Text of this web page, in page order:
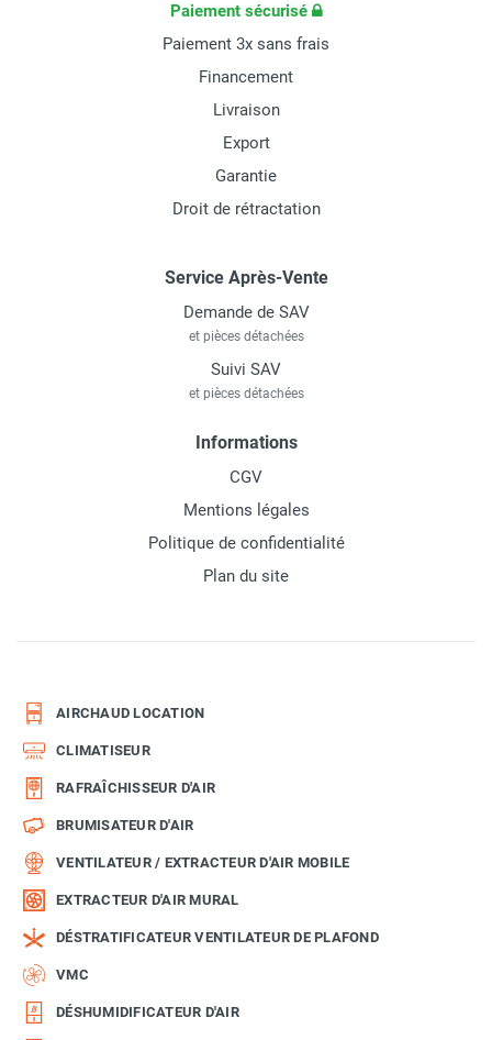
Paiement sécurisé
Paiement 3x sans frais
Financement
Livraison
Export
Garantie
Droit de rétractation
Service Après-Vente
Demande de SAV
et pièces détachées
Suivi SAV
et pièces détachées
Informations
CGV
Mentions légales
Politique de confidentialité
Plan du site
AIRCHAUD LOCATION
CLIMATISEUR
RAFRAÎCHISSEUR D'AIR
BRUMISATEUR D'AIR
VENTILATEUR / EXTRACTEUR D'AIR MOBILE
EXTRACTEUR D'AIR MURAL
DÉSTRATIFICATEUR VENTILATEUR DE PLAFOND
VMC
DÉSHUMIDIFICATEUR D'AIR